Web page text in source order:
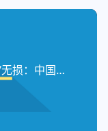
陈曦昨日重现HQCDII限量版WAV无损：中国版小野丽莎的翻唱绝活